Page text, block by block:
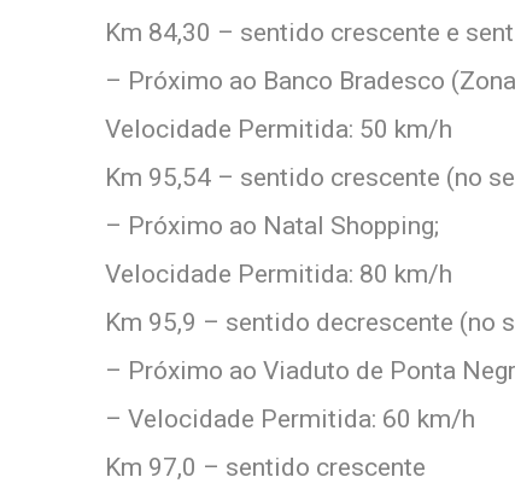
Km 84,30 – sentido crescente e
– Próximo ao Banco Bradesco
Velocidade Permitida: 50 km/h
Km 95,54 – sentido crescente (no
– Próximo ao Natal Shopping;
Velocidade Permitida: 80 km/h
Km 95,9 – sentido decrescente (no
– Próximo ao Viaduto de Ponta
– Velocidade Permitida: 60 km/h
Km 97,0 – sentido crescente